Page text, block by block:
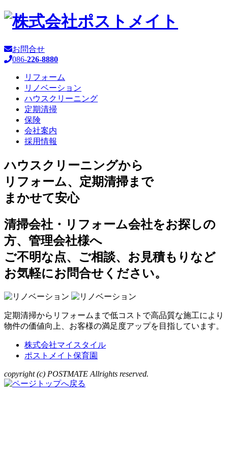
お問合せ
086-226-8880
リフォーム
リノベーション
ハウスクリーニング
定期清掃
保険
会社案内
採用情報
ハウスクリーニングから
リフォーム、定期清掃まで
まかせて安心
清掃会社・リフォーム会社をお探しの
方、管理会社様へ
ご不明な点、ご相談、お見積もりなど
お気軽にお問合せください。
定期清掃からリフォームまで低コストで高品質な施工により
物件の価値向上、お客様の満足度アップを目指しています。
株式会社マイスタイル
ポストメイト保育園
copyright (c) POSTMATE Allrights reserved.